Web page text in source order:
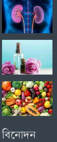
বিনোদন